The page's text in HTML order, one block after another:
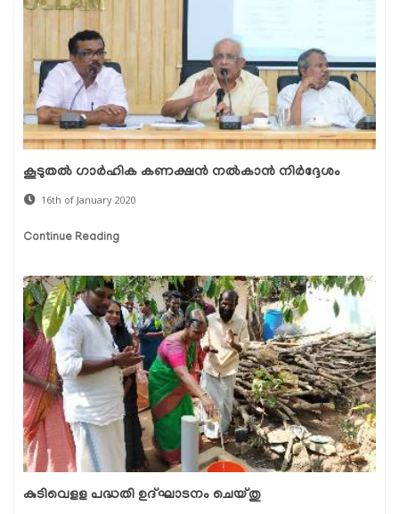
കൂടുതല്‍ ഗാര്‍ഹിക കണക്ഷന്‍ നല്‍കാന്‍ നിര്‍ദ്ദേശം
16th of January 2020
Continue Reading
കുടിവെളള പദ്ധതി ഉദ്ഘാടനം ചെയ്തു